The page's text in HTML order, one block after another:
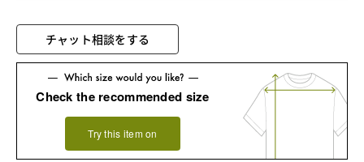
チャット相談をする
Check the recommended size
Try this item on